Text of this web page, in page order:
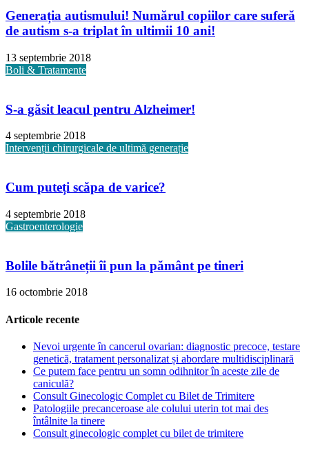
Generația autismului! Numărul copiilor care suferă
de autism s-a triplat în ultimii 10 ani!
13 septembrie 2018
Boli & Tratamente
S-a găsit leacul pentru Alzheimer!
4 septembrie 2018
Intervenții chirurgicale de ultimă generație
Cum puteți scăpa de varice?
4 septembrie 2018
Gastroenterologie
Bolile bătrâneții îi pun la pământ pe tineri
16 octombrie 2018
Articole recente
Nevoi urgente în cancerul ovarian: diagnostic precoce, testare
genetică, tratament personalizat și abordare multidisciplinară
Ce putem face pentru un somn odihnitor în aceste zile de
caniculă?
Consult Ginecologic Complet cu Bilet de Trimitere
Patologiile precanceroase ale colului uterin tot mai des
întâlnite la tinere
Consult ginecologic complet cu bilet de trimitere